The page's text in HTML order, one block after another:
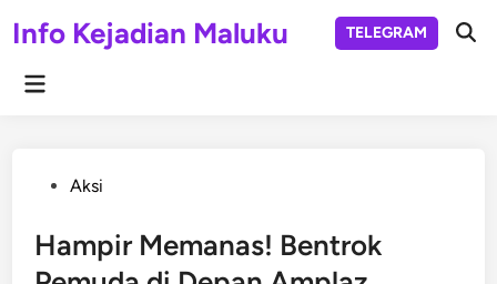
toInfo Kejadian Maluku TELEGRAM
Main
PostedAksi
Hampir Memanas! Bentrok